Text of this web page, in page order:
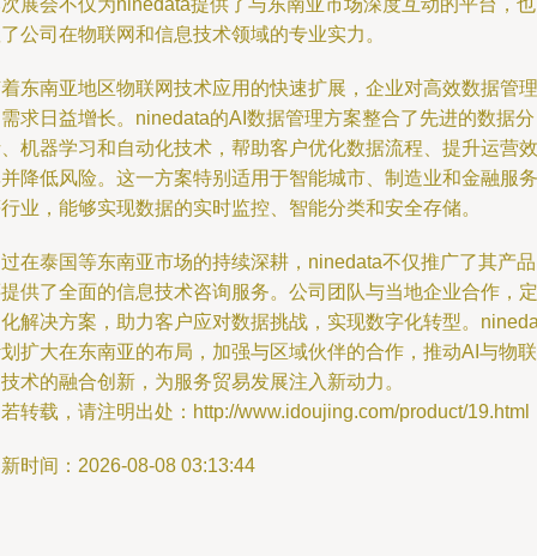
展会不仅为ninedata提供了与东南亚市场深度互动的平台，
公司在物联网和信息技术领域的专业实力。
东南亚地区物联网技术应用的快速扩展，企业对高效数据管理
求日益增长。ninedata的AI数据管理方案整合了先进的数据分
机器学习和自动化技术，帮助客户优化数据流程、提升运营效
降低风险。这一方案特别适用于智能城市、制造业和金融服务
业，能够实现数据的实时监控、智能分类和安全存储。
在泰国等东南亚市场的持续深耕，ninedata不仅推广了其产
供了全面的信息技术咨询服务。公司团队与当地企业合作，定
解决方案，助力客户应对数据挑战，实现数字化转型。
扩大在东南亚的布局，加强与区域伙伴的合作，推动AI与物联
术的融合创新，为服务贸易发展注入新动力。
转载，请注明出处：http://www.idoujing.com/product/19.html
时间：2026-08-08 03:13:44